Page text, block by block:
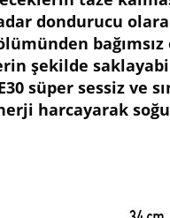
dondurucu
şekilde
süper sessiz ve
harcayarak